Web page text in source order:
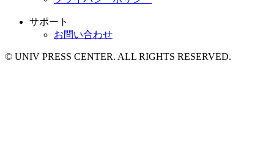
サポート
お問い合わせ
© UNIV PRESS CENTER. ALL RIGHTS RESERVED.